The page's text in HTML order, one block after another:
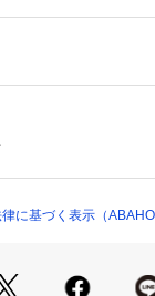
、パートナーやお
トは何枚あっても
ップ）
に基づく表示（